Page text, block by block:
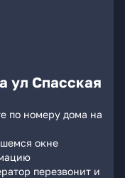
ул Спасская
по номеру дома на
окне
перезвонит и